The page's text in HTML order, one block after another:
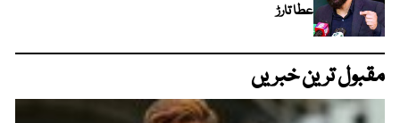
عطا تارڑ
مقبول ترین خبریں